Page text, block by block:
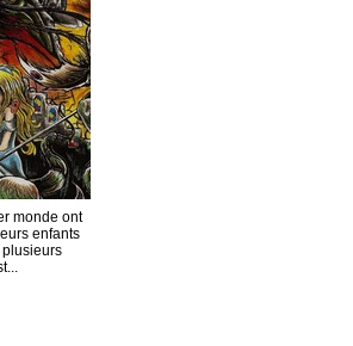
monde ont
enfants